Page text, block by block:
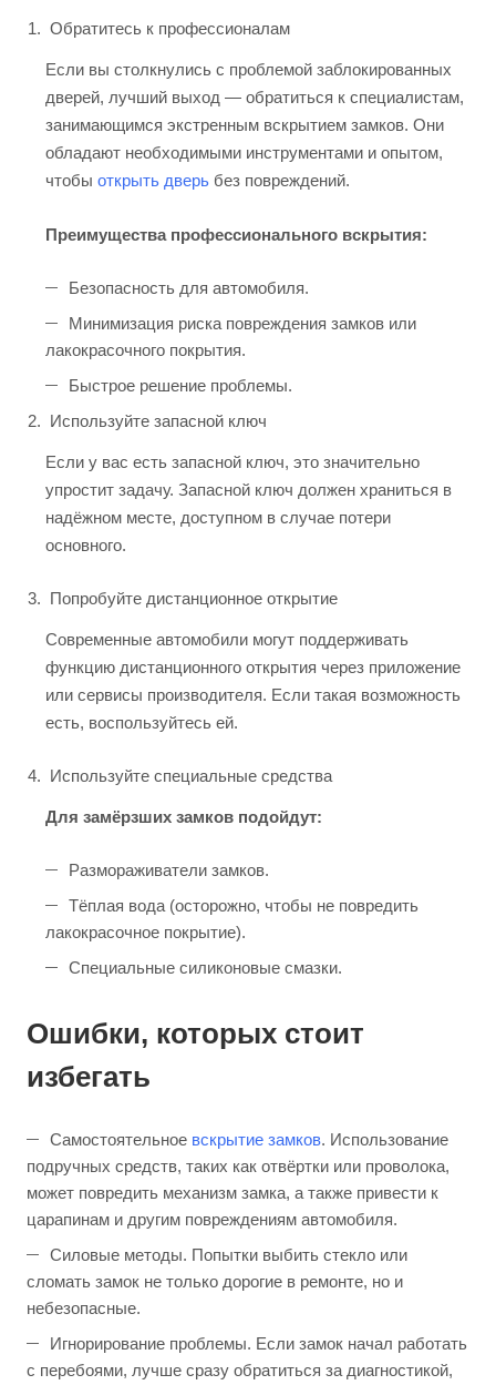
Обратитесь к профессионалам
Если вы столкнулись с проблемой заблокированных
дверей, лучший выход — обратиться к специалистам,
занимающимся экстренным вскрытием замков. Они
обладают необходимыми инструментами и опытом,
чтобы открыть дверь без повреждений.
Преимущества профессионального вскрытия:
Безопасность для автомобиля.
Минимизация риска повреждения замков или
лакокрасочного покрытия.
Быстрое решение проблемы.
Используйте запасной ключ
Если у вас есть запасной ключ, это значительно
упростит задачу. Запасной ключ должен храниться в
надёжном месте, доступном в случае потери
основного.
Попробуйте дистанционное открытие
Современные автомобили могут поддерживать
функцию дистанционного открытия через приложение
или сервисы производителя. Если такая возможность
есть, воспользуйтесь ей.
Используйте специальные средства
Для замёрзших замков подойдут:
Размораживатели замков.
Тёплая вода (осторожно, чтобы не повредить
лакокрасочное покрытие).
Специальные силиконовые смазки.
Ошибки, которых стоит
избегать
Самостоятельное вскрытие замков. Использование
подручных средств, таких как отвёртки или проволока,
может повредить механизм замка, а также привести к
царапинам и другим повреждениям автомобиля.
Силовые методы. Попытки выбить стекло или
сломать замок не только дорогие в ремонте, но и
небезопасные.
Игнорирование проблемы. Если замок начал работать
с перебоями, лучше сразу обратиться за диагностикой,